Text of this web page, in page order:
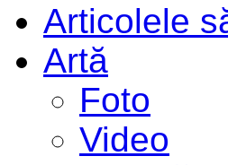
Articolele
Artă
Foto
Video